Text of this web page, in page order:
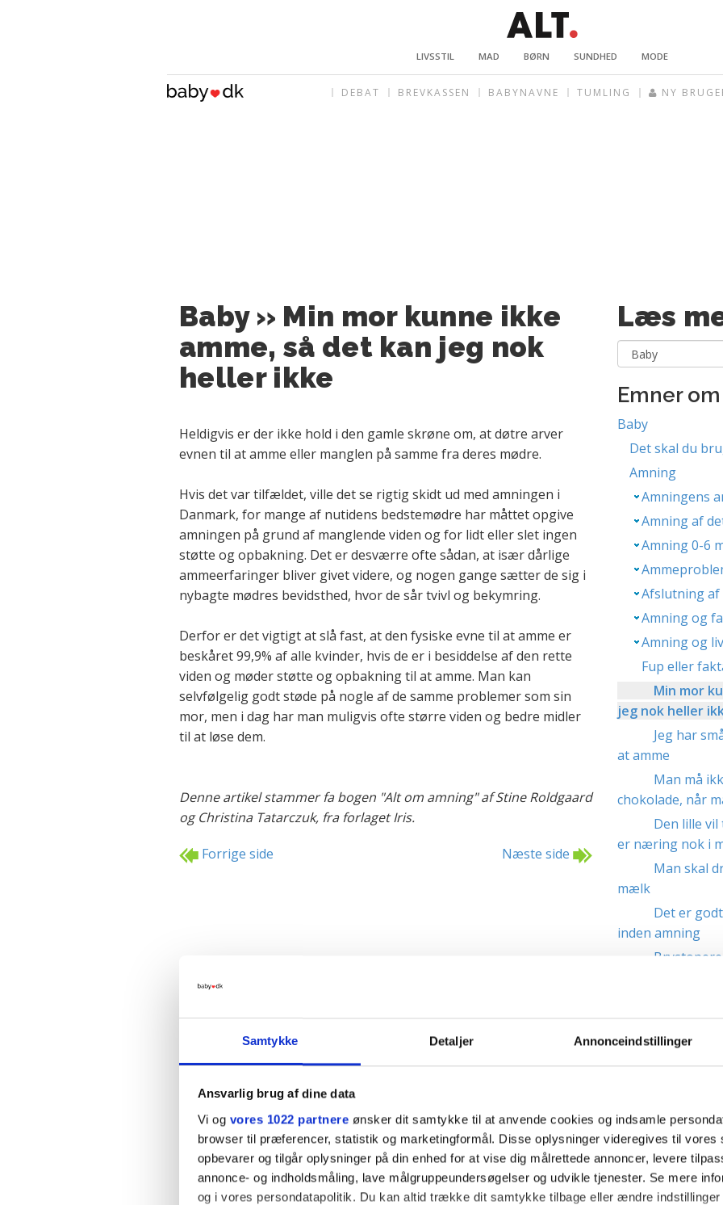
Samtykke Detaljer Annonceindstillinger
Ansvarlig brug af dine data
Vi og vores 1022 partnere ønsker dit samtykke til at anvende cookies og indsamle
browser til præferencer, statistik og marketingformål. Disse oplysninger videregives til vores
opbevarer og tilgår oplysninger på din enhed for at vise dig målrettede annoncer, levere
annonce- og indholdsmåling, lave målgruppeundersøgelser og udvikle tjenester. Se mere
og i vores persondatapolitik. Du kan altid trække dit samtykke tilbage eller ændre indstillinger
LIVSSTIL MAD BØRN SUNDHED MODE
DEBAT BREVKASSEN BABYNAVNE TUMLING NY
Baby » Min mor kunne ikke
amme, så det kan jeg nok
heller ikke
Heldigvis er der ikke hold i den gamle skrøne om, at døtre arver
evnen til at amme eller manglen på samme fra deres mødre.
Hvis det var tilfældet, ville det se rigtig skidt ud med amningen i
Danmark, for mange af nutidens bedstemødre har måttet opgive
amningen på grund af manglende viden og for lidt eller slet ingen
støtte og opbakning. Det er desværre ofte sådan, at især dårlige
ammeerfaringer bliver givet videre, og nogen gange sætter de sig i
nybagte mødres bevidsthed, hvor de sår tvivl og bekymring.
Derfor er det vigtigt at slå fast, at den fysiske evne til at amme er
beskåret 99,9% af alle kvinder, hvis de er i besiddelse af den rette
viden og møder støtte og opbakning til at amme. Man kan
selvfølgelig godt støde på nogle af de samme problemer som sin
mor, men i dag har man muligvis ofte større viden og bedre midler
til at løse dem.
Denne artikel stammer fa bogen "Alt om amning" af Stine Roldgaard
og Christina Tatarczuk, fra forlaget Iris.
Forrige side Næste side
Læs
Emner
Baby
Det skal du
Amning
Amningens
Amning af
Amning 0-6
Afslutning
Amning og
Amning og
Fup eller
Min mor
jeg nok heller
Jeg har
at amme
Man må
chokolade, når
Den lille
er næring nok i
Man skal
mælk
Det er
inden amning
Man skal
Børn
mad end
Hvidtøl
Moderens
Motion